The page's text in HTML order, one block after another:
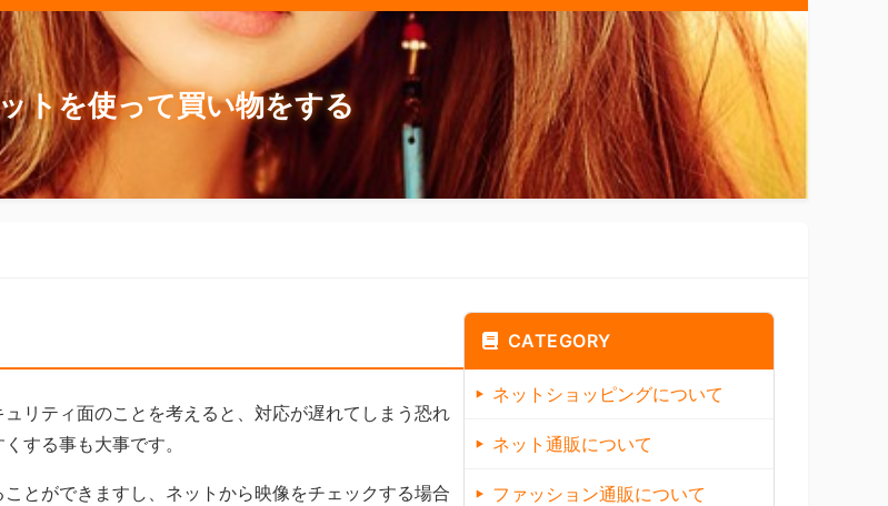
トを使って買い物をする
リティ面のことを考えると、対応が遅れてしまう恐れ
する事も大事です。
とができますし、ネットから映像をチェックする場合
CATEGORY
ネットショッピングについて
ネット通販について
ファッション通販について